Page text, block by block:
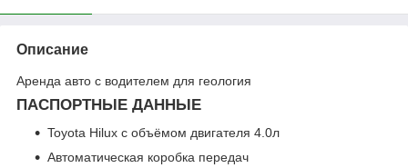
Описание
Аренда авто с водителем для геология
ПАСПОРТНЫЕ ДАННЫЕ
Toyota Hilux с объёмом двигателя 4.0л
Автоматическая коробка передач